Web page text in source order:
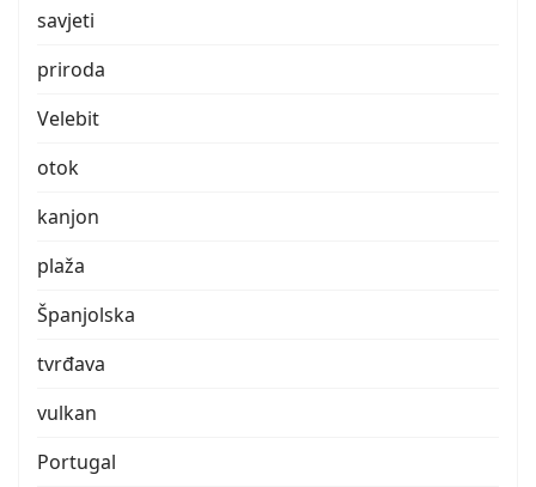
savjeti
priroda
Velebit
otok
kanjon
plaža
Španjolska
tvrđava
vulkan
Portugal